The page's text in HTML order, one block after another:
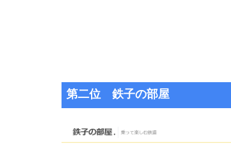
第二位 鉄子の部屋